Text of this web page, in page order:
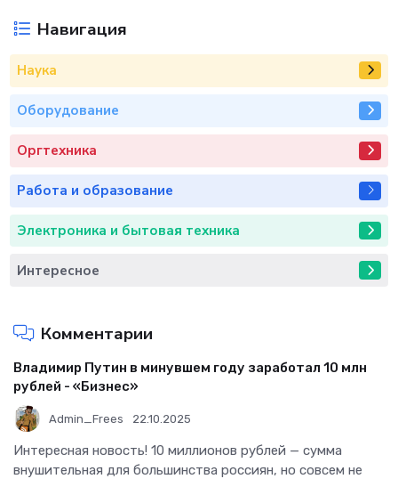
Навигация
Наука
Оборудование
Оргтехника
Работа и образование
Электроника и бытовая техника
Интересное
Комментарии
Владимир Путин в минувшем году заработал 10 млн
рублей - «Бизнес»
Admin_Frees 22.10.2025
Интересная новость! 10 миллионов рублей — сумма
внушительная для большинства россиян, но совсем не